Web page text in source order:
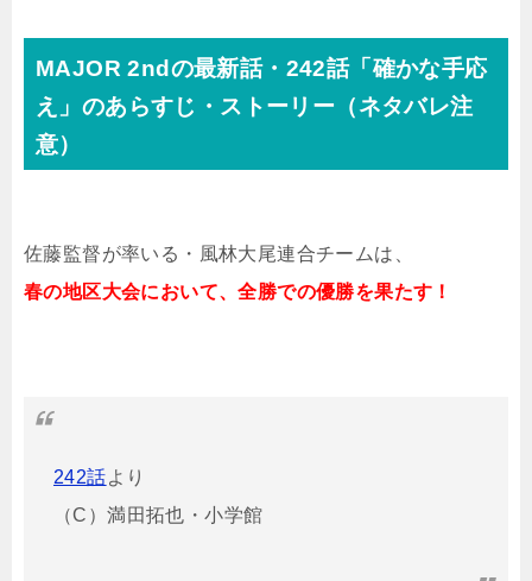
MAJOR 2ndの最新話・242話「確かな手応
え」のあらすじ・ストーリー（ネタバレ注
意）
佐藤監督が率いる・風林大尾連合チームは、
春の地区大会において、全勝での優勝を果たす！
242話より
（C）満田拓也・小学館